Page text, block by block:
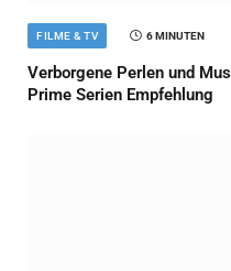
FILME & TV 6 MINUTEN
Verborgene Perlen und
Prime Serien Empfehlung